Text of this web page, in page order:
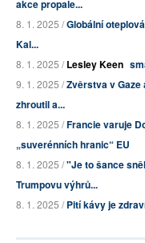
akce propale...
8. 1. 2025 /Globální
Kal...
8. 1. 2025 /Lesley Keen
9. 1. 2025 /Zvěrstva v Gaze
zhroutil a...
8. 1. 2025 /Francie varuje
„suverénních hranic“ EU
8. 1. 2025 /"Je to šance
Trumpovu výhrů...
8. 1. 2025 /Pití kávy je